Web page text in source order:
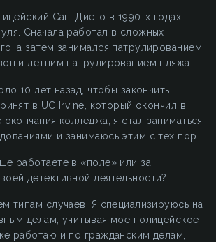
Сан-Диего в 1990-х годах,
Сначала работал в сложных
а затем занимался патрулированием
и летним патрулированием пляжа.
10 лет назад, чтобы закончить
в UC Irvine, который окончил в
колледжа, я стал заниматься
и занимаюсь этим с тех пор.
работаете в «поле» или за
детективной деятельности?
типам случаев. Я специализируюсь на
делам, учитывая мое полицейское
работаю и по гражданским делам,